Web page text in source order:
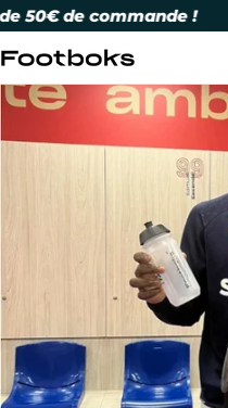
Skip
content
de commande !